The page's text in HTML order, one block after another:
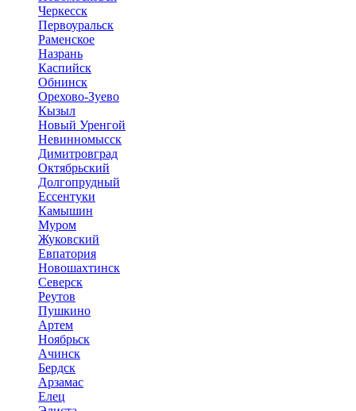
Черкесск
Первоуральск
Раменское
Назрань
Каспийск
Обнинск
Орехово-Зуево
Кызыл
Новый Уренгой
Невинномысск
Димитровград
Октябрьский
Долгопрудный
Ессентуки
Камышин
Муром
Жуковский
Евпатория
Новошахтинск
Северск
Реутов
Пушкино
Артем
Ноябрьск
Ачинск
Бердск
Арзамас
Елец